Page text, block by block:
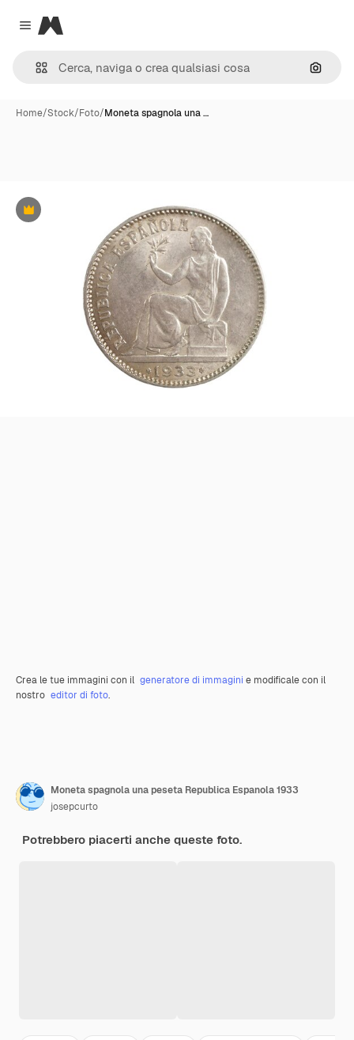
Close menu
Magnific
Cerca
Home/Stock/Foto/Moneta spagnola una …
Premium
Crea le tue immagini con il generatore di immagini e modificale con il
nostro editor di foto.
Moneta spagnola una peseta Republica Espanola 1933
josepcurto
Potrebbero piacerti anche queste foto.